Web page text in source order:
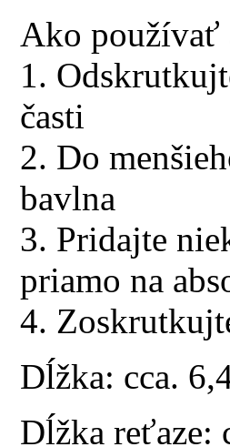
Ako používať
1.
časti
2. Do
bavlna
3. Pridajte
priamo na
4.
Dĺžka: cca.
Dĺžka reťaze: